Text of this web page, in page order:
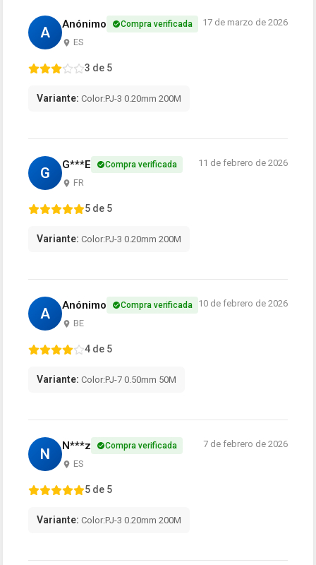
A Anónimo Compra verificada
ES
17 de marzo de 2026
3 de 5
Variante: Color:PJ-3 0.20mm 200M
G G***E Compra verificada
FR
11 de febrero de 2026
5 de 5
Variante: Color:PJ-3 0.20mm 200M
A Anónimo Compra verificada
BE
10 de febrero de 2026
4 de 5
Variante: Color:PJ-7 0.50mm 50M
N N***z Compra verificada
ES
7 de febrero de 2026
5 de 5
Variante: Color:PJ-3 0.20mm 200M